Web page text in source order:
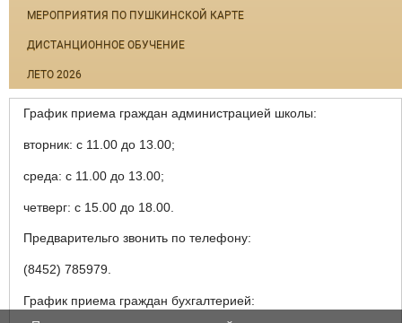
МЕРОПРИЯТИЯ ПО ПУШКИНСКОЙ КАРТЕ
ДИСТАНЦИОННОЕ ОБУЧЕНИЕ
ЛЕТО 2026
График приема граждан администрацией школы:
вторник: с 11.00 до 13.00;
среда: с 11.00 до 13.00;
четверг: с 15.00 до 18.00.
Предварительго звонить по телефону:
(8452) 785979.
График приема граждан бухгалтерией: